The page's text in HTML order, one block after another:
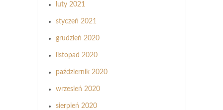
luty 2021
styczeń 2021
grudzień 2020
listopad 2020
październik 2020
wrzesień 2020
sierpień 2020